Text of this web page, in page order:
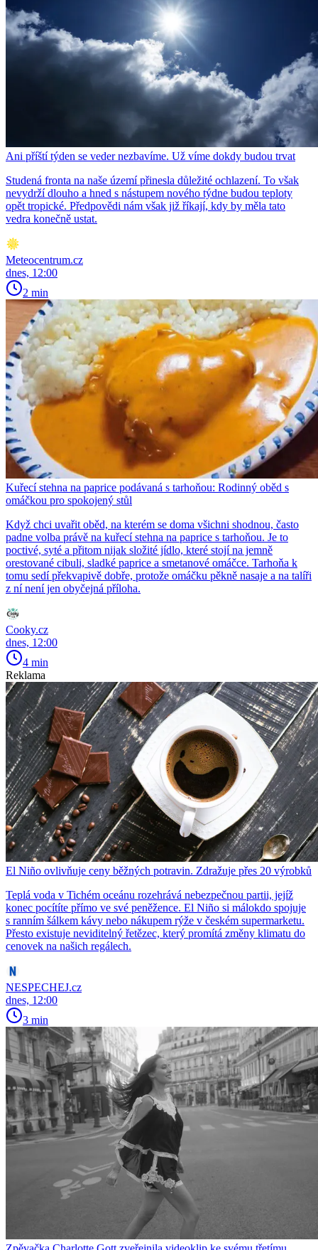
Ani příští týden se veder nezbavíme. Už víme dokdy budou trvat
Studená fronta na naše území přinesla důležité ochlazení. To však
nevydrží dlouho a hned s nástupem nového týdne budou teploty
opět tropické. Předpovědi nám však již říkají, kdy by měla tato
vedra konečně ustat.
Meteocentrum.cz
dnes, 12:00
2 min
Kuřecí stehna na paprice podávaná s tarhoňou: Rodinný oběd s
omáčkou pro spokojený stůl
Když chci uvařit oběd, na kterém se doma všichni shodnou, často
padne volba právě na kuřecí stehna na paprice s tarhoňou. Je to
poctivé, syté a přitom nijak složité jídlo, které stojí na jemně
orestované cibuli, sladké paprice a smetanové omáčce. Tarhoňa k
tomu sedí překvapivě dobře, protože omáčku pěkně nasaje a na talíři
z ní není jen obyčejná příloha.
Cooky.cz
dnes, 12:00
4 min
Reklama
El Niño ovlivňuje ceny běžných potravin. Zdražuje přes 20 výrobků
Teplá voda v Tichém oceánu rozehrává nebezpečnou partii, jejíž
konec pocítíte přímo ve své peněžence. El Niño si málokdo spojuje
s ranním šálkem kávy nebo nákupem rýže v českém supermarketu.
Přesto existuje neviditelný řetězec, který promítá změny klimatu do
cenovek na našich regálech.
NESPECHEJ.cz
dnes, 12:00
3 min